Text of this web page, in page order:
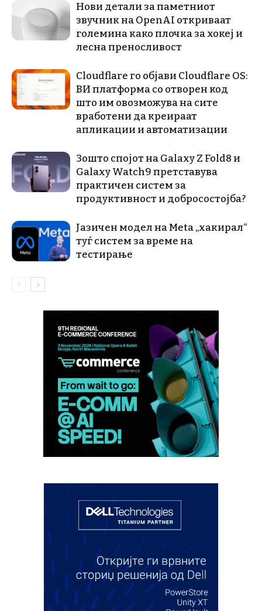
Нови детали за паметниот
звучник на OpenAI откриваат
големина како плочка за хокеј и
лесна преносливост
Cloudflare го објави Cloudflare OS:
ВИ платформа со отворен код
што им овозможува на сите
вработени да креираат
апликации и автоматизации
Зошто спојот на Galaxy Z Fold8 и
Galaxy Watch9 претставува
практичен систем за
продуктивност и добросостојба?
Јазичен модел на Meta „хакирал“
туѓ систем за време на
тестирање